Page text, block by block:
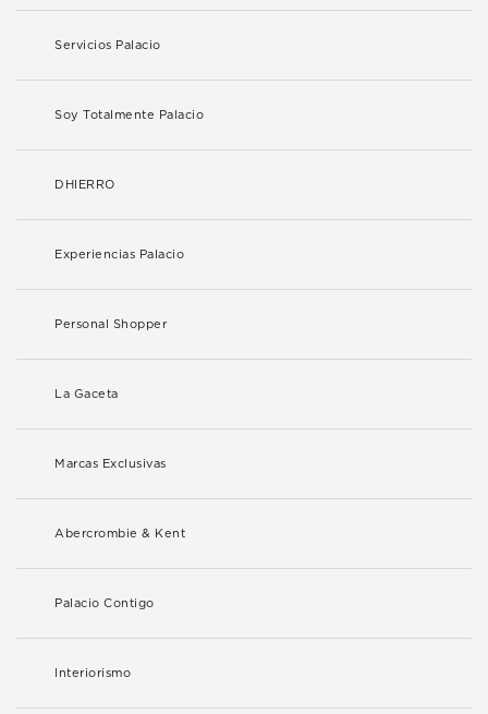
Servicios Palacio
Soy Totalmente Palacio
DHIERRO
Experiencias Palacio
Personal Shopper
La Gaceta
Marcas Exclusivas
Abercrombie & Kent
Palacio Contigo
Interiorismo